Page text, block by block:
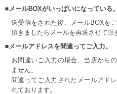
■メールBOXがいっぱいになっている。
送受信をされた後、メールBOXを
頂きましたらメールを再送させて頂
■メールアドレスを間違ってご入力。
お間違いご入力の場合、当店から
ません。
間違ってご入力されたメールアド
れております。